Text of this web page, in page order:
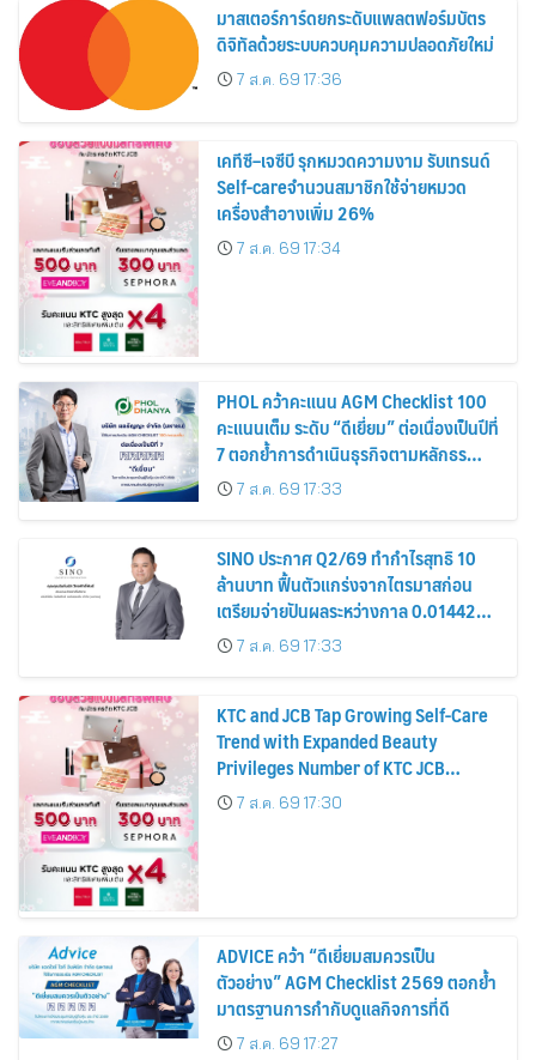
มาสเตอร์การ์ดยกระดับแพลตฟอร์มบัตร
ดิจิทัลด้วยระบบควบคุมความปลอดภัยใหม่
7 ส.ค. 69 17:36
เคทีซี–เจซีบี รุกหมวดความงาม รับเทรนด์
Self-careจำนวนสมาชิกใช้จ่ายหมวด
เครื่องสำอางเพิ่ม 26%
7 ส.ค. 69 17:34
PHOL คว้าคะแนน AGM Checklist 100
คะแนนเต็ม ระดับ “ดีเยี่ยม” ต่อเนื่องเป็นปีที่
7 ตอกย้ำการดำเนินธุรกิจตามหลักธร
รมาภิบาล โปร่งใส สร้างความเชื่อมั่นผู้ถือ
หุ้น
7 ส.ค. 69 17:33
SINO ประกาศ Q2/69 ทำกำไรสุทธิ 10
ล้านบาท ฟื้นตัวแกร่งจากไตรมาสก่อน
เตรียมจ่ายปันผลระหว่างกาล 0.014423
บาทต่อหุ้น ครึ่งปีหลังมุ่งเติบโตต่อเนื่อง
7 ส.ค. 69 17:33
KTC and JCB Tap Growing Self-Care
Trend with Expanded Beauty
Privileges Number of KTC JCB
Cardmembers Spending on
Cosmetics Rises 26%
7 ส.ค. 69 17:30
ADVICE คว้า “ดีเยี่ยมสมควรเป็น
ตัวอย่าง” AGM Checklist 2569 ตอกย้ำ
มาตรฐานการกำกับดูแลกิจการที่ดี
7 ส.ค. 69 17:27